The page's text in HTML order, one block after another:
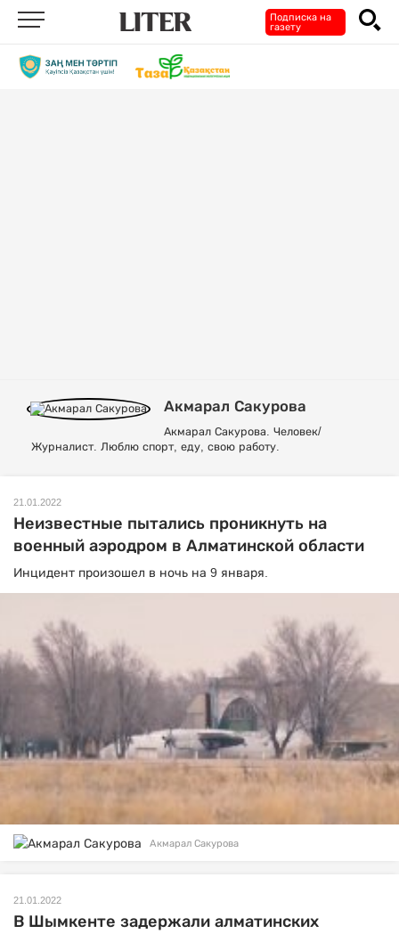
Подписка на
газету
Акмарал Сакурова
Акмарал Сакурова. Человек/
Журналист. Люблю спорт, еду, свою работу.
21.01.2022
Неизвестные пытались проникнуть на
военный аэродром в Алматинской области
Инцидент произошел в ночь на 9 января.
Акмарал Сакурова
21.01.2022
В Шымкенте задержали алматинских